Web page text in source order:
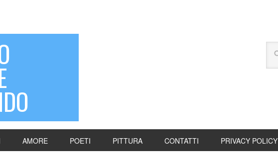
AMORE POETI PITTURA CONTATTI PRIVACY POLICY